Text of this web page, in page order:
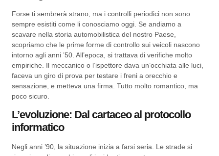
Forse ti sembrerà strano, ma i controlli periodici non sono
sempre esistiti come li conosciamo oggi. Se andiamo a
scavare nella storia automobilistica del nostro Paese,
scopriamo che le prime forme di controllo sui veicoli nascono
intorno agli anni ’50. All’epoca, si trattava di verifiche molto
empiriche. Il meccanico o l’ispettore dava un’occhiata alle luci,
faceva un giro di prova per testare i freni a orecchio e
sensazione, e metteva una firma. Tutto molto romantico, ma
poco sicuro.
L’evoluzione: Dal cartaceo al protocollo
informatico
Negli anni ’90, la situazione inizia a farsi seria. Le strade si